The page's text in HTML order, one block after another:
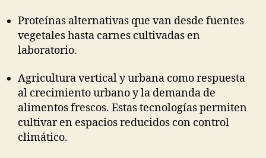
Proteínas alternativas que van desde fuentes
vegetales hasta carnes cultivadas en
laboratorio.
Agricultura vertical y urbana como respuesta
al crecimiento urbano y la demanda de
alimentos frescos. Estas tecnologías permiten
cultivar en espacios reducidos con control
climático.